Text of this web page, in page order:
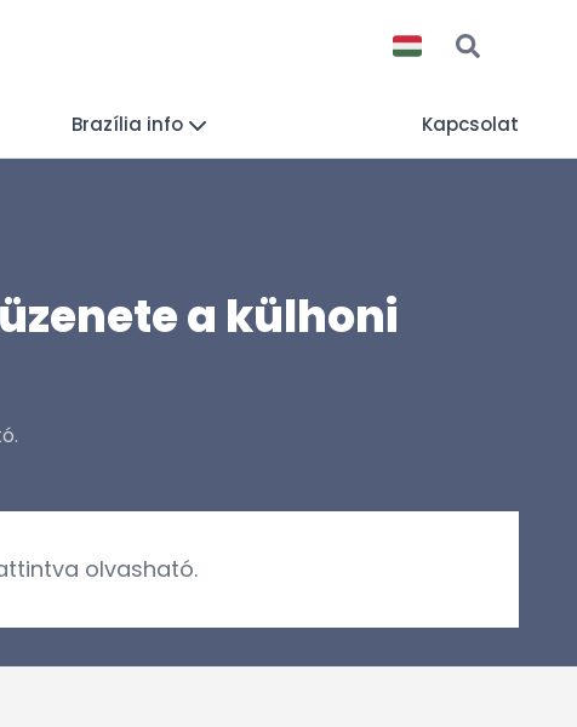
Brazília info Kapcsolat
a külhoni
olvasható.